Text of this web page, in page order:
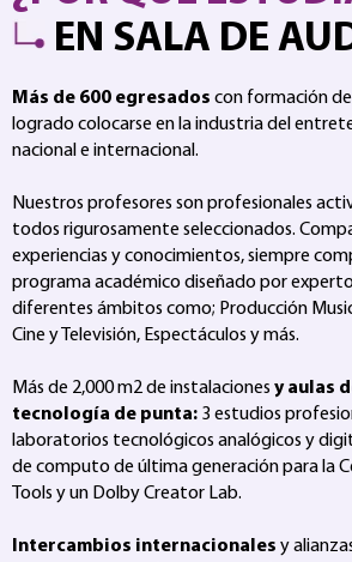
EN SALA DE
Más de 600 egresados con formación
logrado colocarse en la industria del
nacional e internacional.
Nuestros profesores son profesionales
todos rigurosamente seleccionados.
experiencias y conocimientos, siempre
programa académico diseñado por
diferentes ámbitos como; Producción
Cine y Televisión, Espectáculos y más.
Más de 2,000 m2 de instalaciones y aulas
tecnología de punta: 3 estudios
laboratorios tecnológicos analógicos y
de computo de última generación para la
Tools y un Dolby Creator Lab.
Intercambios internacionales y